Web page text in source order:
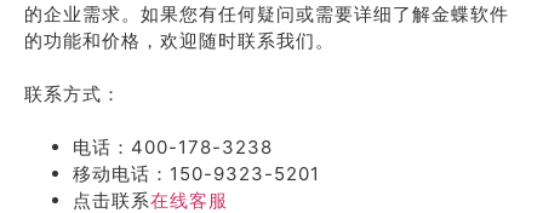
的企业需求。如果您有任何疑问或需要详细了解金蝶软件
的功能和价格，欢迎随时联系我们。
联系方式：
电话：400-178-3238
移动电话：150-9323-5201
点击联系在线客服